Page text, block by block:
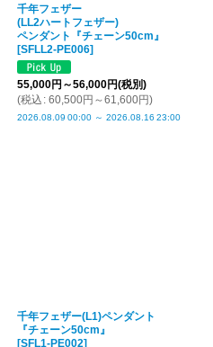
千年フェザー
(LL2ハートフェザー)
ペンダント『チェーン50cm』
[SFLL2-PE006]
55,000円 ～56,000円(税別)
(税込 : 60,500円 ～61,600円)
2026.08.09 00:00 ～ 2026.08.16 23:00
千年フェザー(L1)ペンダント
『チェーン50cm』
[SFL1-PE002]